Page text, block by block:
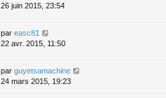
26 juin 2015, 23:54
par easc81
22 avr. 2015, 11:50
par guyetsamachine
24 mars 2015, 19:23